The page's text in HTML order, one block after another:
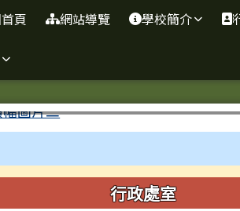
義國小全球資
頁 網站導覽 學校簡介
區域內容行政處室
域